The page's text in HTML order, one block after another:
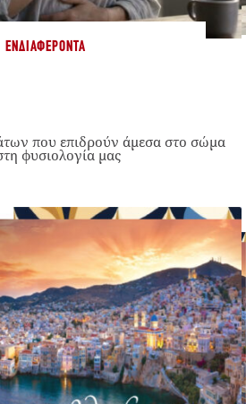
ΕΝΔΙΑΦΈΡΟΝΤΑ
που επιδρούν άμεσα στο σώμα
φυσιολογία μας